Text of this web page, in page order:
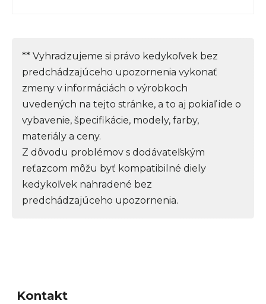
** Vyhradzujeme si právo kedykoľvek bez
predchádzajúceho upozornenia vykonať
zmeny v informáciách o výrobkoch
uvedených na tejto stránke, a to aj pokiaľ ide o
vybavenie, špecifikácie, modely, farby,
materiály a ceny.
Z dôvodu problémov s dodávateľským
reťazcom môžu byť kompatibilné diely
kedykoľvek nahradené bez
predchádzajúceho upozornenia.
Kontakt